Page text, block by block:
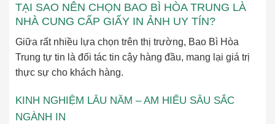
TẠI SAO NÊN CHỌN BAO BÌ HÒA TRUNG LÀ
NHÀ CUNG CẤP GIẤY IN ẢNH UY TÍN?
Giữa rất nhiều lựa chọn trên thị trường, Bao Bì Hòa
Trung tự tin là đối tác tin cậy hàng đầu, mang lại giá trị
thực sự cho khách hàng.
KINH NGHIỆM LÂU NĂM – AM HIỂU SÂU SẮC
NGÀNH IN